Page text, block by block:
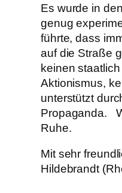
Es wurde in
genug
führte, dass
auf die Straße
keinen
Aktionismus,
unterstützt
Propaganda.
Ruhe.
Mit sehr
Hildebrandt